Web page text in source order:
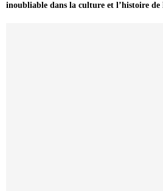
inoubliable dans la culture et l’histoire de